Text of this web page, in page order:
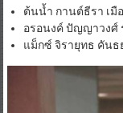
ต้นน้ำ กานต์ธีรา เมื
อรอนงค์ ปัญญาวงศ์
แม็กซ์ จิรายุทธ คันธ